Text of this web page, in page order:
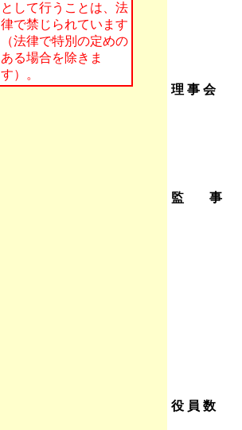
として行うことは、法
律で禁じられています
（法律で特別の定めの
ある場合を除きま
す）。
理 事 会
監 事
役 員 数